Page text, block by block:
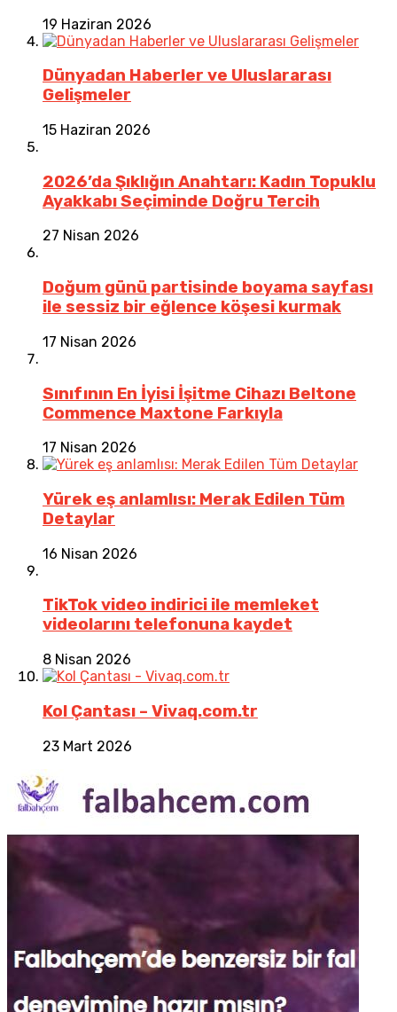
19 Haziran 2026
Dünyadan Haberler ve Uluslararası
Gelişmeler
15 Haziran 2026
2026’da Şıklığın Anahtarı: Kadın Topuklu
Ayakkabı Seçiminde Doğru Tercih
27 Nisan 2026
Doğum günü partisinde boyama sayfası
ile sessiz bir eğlence köşesi kurmak
17 Nisan 2026
Sınıfının En İyisi İşitme Cihazı Beltone
Commence Maxtone Farkıyla
17 Nisan 2026
Yürek eş anlamlısı: Merak Edilen Tüm
Detaylar
16 Nisan 2026
TikTok video indirici ile memleket
videolarını telefonuna kaydet
8 Nisan 2026
Kol Çantası – Vivaq.com.tr
23 Mart 2026